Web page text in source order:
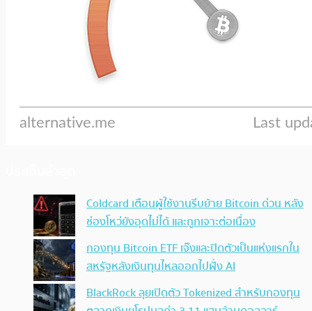
Coldcard เตือนผู้ใช้งานรีบย้าย Bitcoin ด่วน หลัง
ช่องโหว่ยังอุดไม่ได้ และถูกเจาะต่อเนื่อง
กองทุน Bitcoin ETF เจ๊งและปิดตัวเป็นแห่งแรกใน
สหรัฐหลังเงินทุนไหลออกไปฝั่ง AI
BlackRock ลุยเปิดตัว Tokenized สำหรับกองทุน